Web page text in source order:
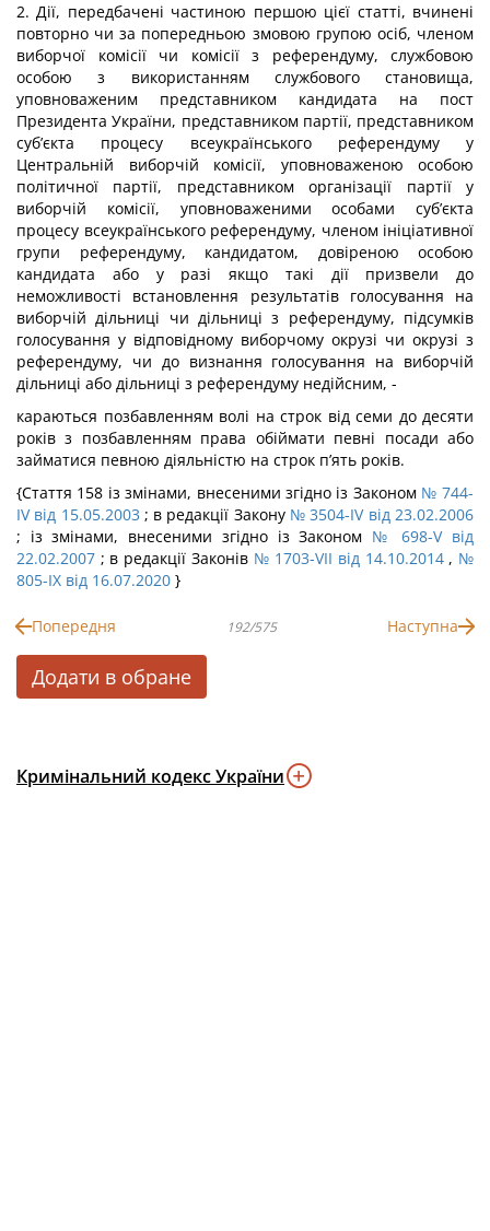
2. Дії, передбачені частиною першою цієї статті, вчинені
повторно чи за попередньою змовою групою осіб, членом
виборчої комісії чи комісії з референдуму, службовою
особою з використанням службового становища,
уповноваженим представником кандидата на пост
Президента України, представником партії, представником
суб’єкта процесу всеукраїнського референдуму у
Центральній виборчій комісії, уповноваженою особою
політичної партії, представником організації партії у
виборчій комісії, уповноваженими особами суб’єкта
процесу всеукраїнського референдуму, членом ініціативної
групи референдуму, кандидатом, довіреною особою
кандидата або у разі якщо такі дії призвели до
неможливості встановлення результатів голосування на
виборчій дільниці чи дільниці з референдуму, підсумків
голосування у відповідному виборчому окрузі чи окрузі з
референдуму, чи до визнання голосування на виборчій
дільниці або дільниці з референдуму недійсним, -
караються позбавленням волі на строк від семи до десяти
років з позбавленням права обіймати певні посади або
займатися певною діяльністю на строк п’ять років.
{Стаття 158 із змінами, внесеними згідно із Законом № 744-
IV від 15.05.2003 ; в редакції Закону № 3504-IV від 23.02.2006
; із змінами, внесеними згідно із Законом № 698-V від
22.02.2007 ; в редакції Законів № 1703-VII від 14.10.2014, №
805-IX від 16.07.2020 }
Попередня 192/575 Наступна
Додати в обране
Кримінальний кодекс України